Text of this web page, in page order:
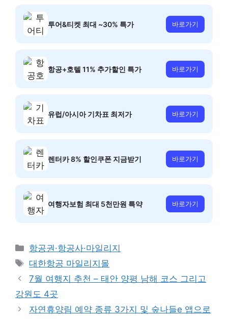
투어&티켓 최대 ~30% 특가 바로가기
항공+호텔 11% 추가할인 특가 바로가기
유럽/아시아 기차표 최저가 바로가기
렌터카 8% 할인쿠폰 지금받기 바로가기
여행자보험 최대 5천만원 특약 바로가기
카
테
리
항공권·항공사·마일리지
태
그
대한항공 마일리지몰
7월 여행지 추천 – 태안 양평 남해 코스 그리고
강원도 4곳
자연휴양림 예약 종류 3가지 및 숲나들e 앱으로